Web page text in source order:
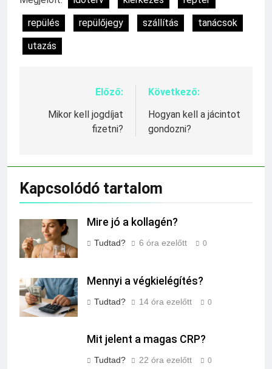
repülés
repülőjegy szállítás
tanácsok
utazás
Bejegyzés
navigáció
Előző:
Mikor kell jogdíjat
fizetni?
Következő:
Hogyan kell a jácintot
gondozni?
Kapcsolódó tartalom
Mire jó a kollagén?
Tudtad? 6 óra ezelőtt 0
Mennyi a végkielégítés?
Tudtad? 14 óra ezelőtt 0
Mit jelent a magas CRP?
Tudtad? 22 óra ezelőtt 0